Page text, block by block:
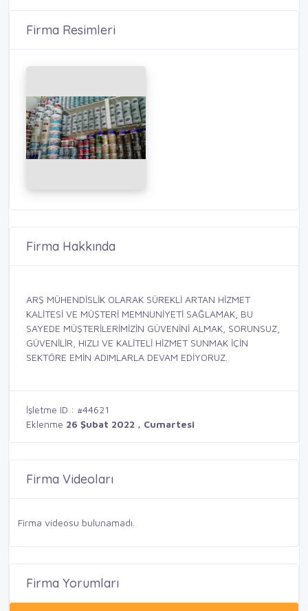
Firma Resimleri
Firma Hakkında
ARŞ MÜHENDİSLİK OLARAK SÜREKLİ ARTAN HİZMET
KALİTESİ VE MÜŞTERİ MEMNUNİYETİ SAĞLAMAK, BU
SAYEDE MÜŞTERİLERİMİZİN GÜVENİNİ ALMAK, SORUNSUZ,
GÜVENİLİR, HIZLI VE KALİTELİ HİZMET SUNMAK İÇİN
SEKTÖRE EMİN ADIMLARLA DEVAM EDİYORUZ.
İşletme ID : #44621
Eklenme 26 Şubat 2022 , Cumartesi
Firma Videoları
Firma videosu bulunamadı.
Firma Yorumları